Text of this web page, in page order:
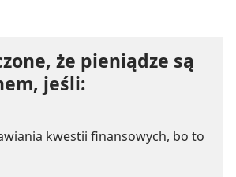
że pieniądze są
jeśli:
kwestii finansowych, bo to